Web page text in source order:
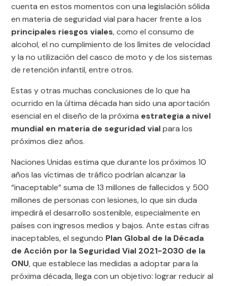
cuenta en estos momentos con una legislación sólida
en materia de seguridad vial para hacer frente a los
principales riesgos viales, como el consumo de
alcohol, el no cumplimiento de los límites de velocidad
y la no utilización del casco de moto y de los sistemas
de retención infantil, entre otros.
Estas y otras muchas conclusiones de lo que ha
ocurrido en la última década han sido una aportación
esencial en el diseño de la próxima estrategia a nivel
mundial en materia de seguridad vialpara los
próximos diez años.
Naciones Unidas estima que durante los próximos 10
años las víctimas de tráfico podrían alcanzar la
“inaceptable” suma de 13 millones de fallecidos y 500
millones de personas con lesiones, lo que sin duda
impedirá el desarrollo sostenible, especialmente en
países con ingresos medios y bajos. Ante estas cifras
inaceptables, el segundo Plan Global de la Década
de Acción por la Seguridad Vial 2021-2030 de la
ONU, que establece las medidas a adoptar para la
próxima década, llega con un objetivo: lograr reducir al